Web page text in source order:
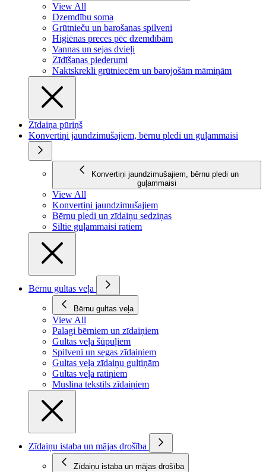
View All
Dzemdību soma
Grūtnieču un barošanas spilveni
Higiēnas preces pēc dzemdībām
Vannas un sejas dvieļi
Zīdīšanas piederumi
Naktskrekli grūtniecēm un barojošām māmiņām
Zīdaiņa pūriņš
Konvertiņi jaundzimušajiem, bērnu pledi un guļammaisi
Konvertiņi jaundzimušajiem, bērnu pledi un
guļammaisi
View All
Konvertiņi jaundzimušajiem
Bērnu pledi un zīdaiņu sedziņas
Siltie guļammaisi ratiem
Bērnu gultas veļa
Bērnu gultas veļa
View All
Palagi bērniem un zīdaiņiem
Gultas veļa šūpuļiem
Spilveni un segas zīdaiņiem
Gultas veļa zīdaiņu gultiņām
Gultas veļa ratiņiem
Muslina tekstils zīdaiņiem
Zīdaiņu istaba un mājas drošība
Zīdaiņu istaba un mājas drošība